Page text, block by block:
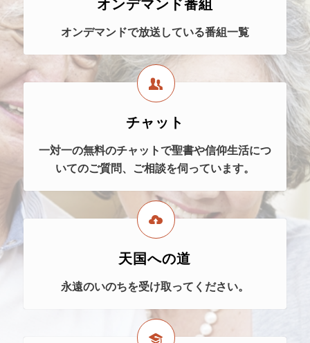
オンデマンド番組
オンデマンドで放送している番組一覧
チャット
一対一の無料のチャットで聖書や信仰生活につ
いてのご質問、ご相談を伺っています。
天国への道
永遠のいのちを受け取ってください。